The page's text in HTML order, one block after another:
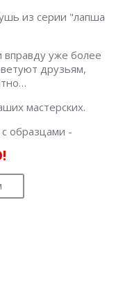
из серии "лапша
уже более
друзьям,
мастерских.
образцами -